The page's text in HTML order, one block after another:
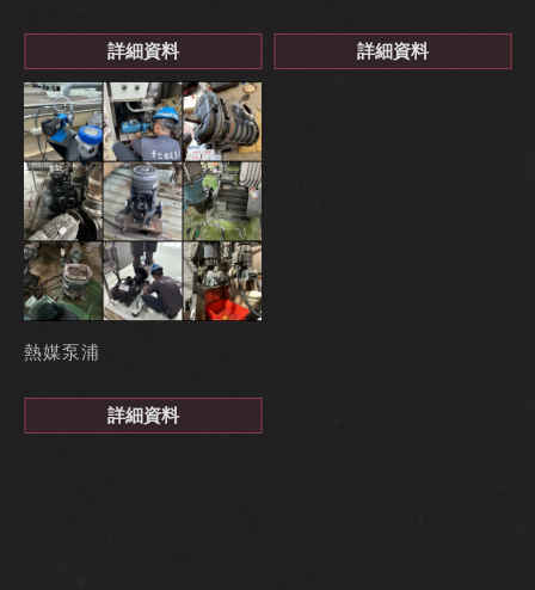
詳細資料 詳細資料
熱媒泵浦
詳細資料